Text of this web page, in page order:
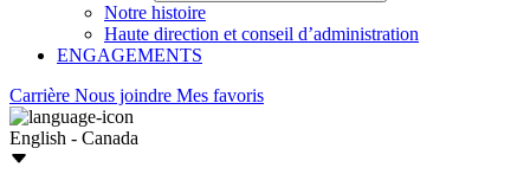
Notre histoire
Haute direction et conseil d’administration
ENGAGEMENTS
Carrière Nous joindre Mes favoris
English - Canada